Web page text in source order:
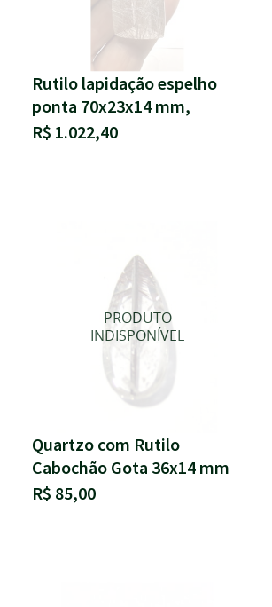
Rutilo lapidação espelho
ponta 70x23x14 mm,
R$ 1.022,40
Quartzo com Rutilo
Cabochão Gota 36x14 mm
R$ 85,00